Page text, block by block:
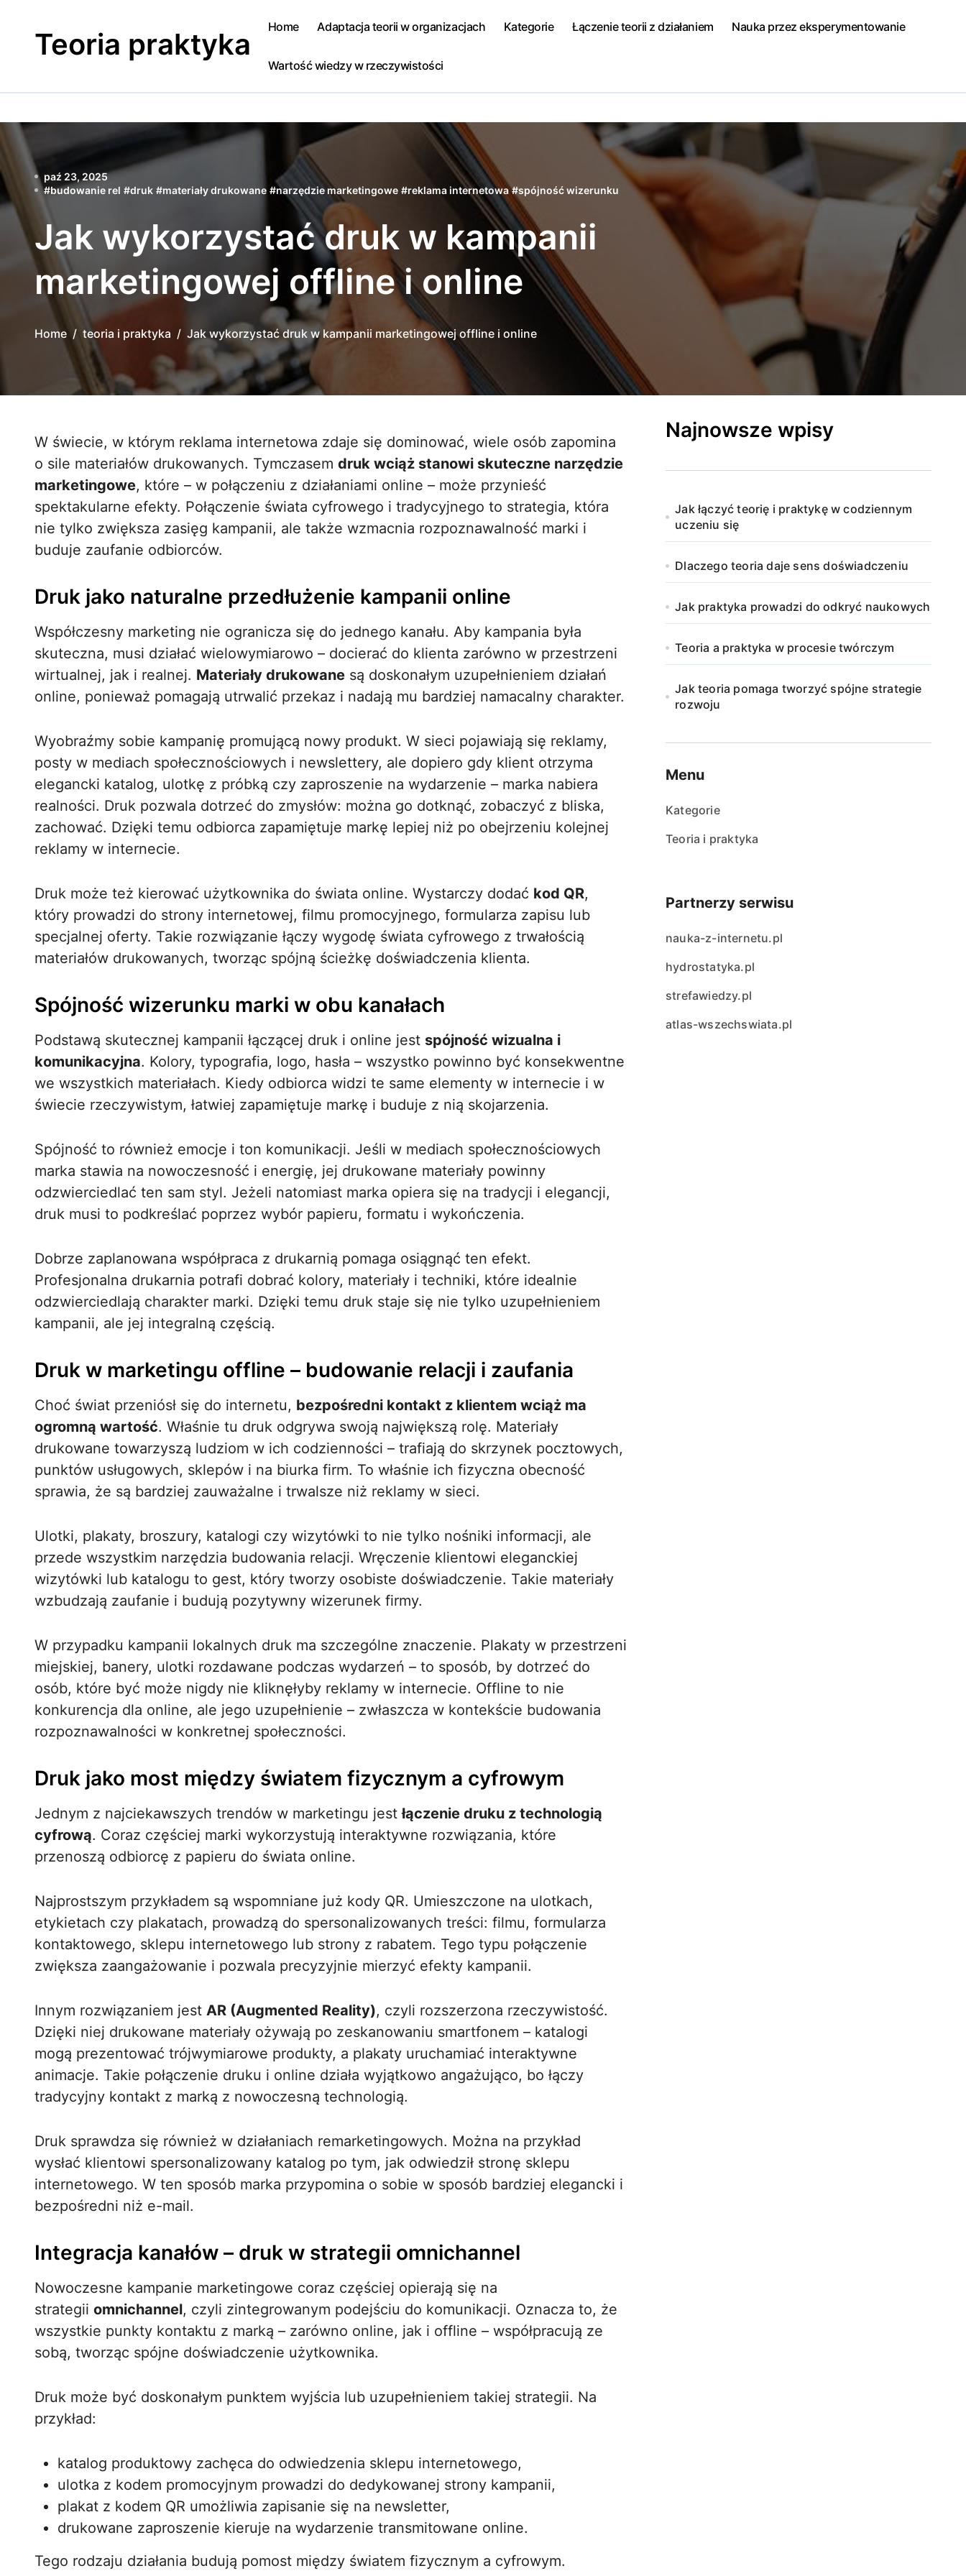
contentTeoria praktyka Home Adaptacja teorii w organizacjach Kategorie Łączenie teorii z działaniem Nauka przez eksperymentowanie
Wartość wiedzy w rzeczywistości
paź 23, 2025
#budowanie rel #druk #materiały drukowane #narzędzie marketingowe #reklama internetowa #spójność wizerunku
Jak wykorzystać druk w kampanii
marketingowej offline i online
Home teoria i praktyka Jak wykorzystać druk w kampanii marketingowej offline i online
W świecie, w którym reklama internetowa zdaje się dominować, wiele osób zapomina
o sile materiałów drukowanych. Tymczasem druk wciąż stanowi skuteczne narzędzie
marketingowe, które – w połączeniu z działaniami online – może przynieść
spektakularne efekty. Połączenie świata cyfrowego i tradycyjnego to strategia, która
nie tylko zwiększa zasięg kampanii, ale także wzmacnia rozpoznawalność marki i
buduje zaufanie odbiorców.
Druk jako naturalne przedłużenie kampanii online
Współczesny marketing nie ogranicza się do jednego kanału. Aby kampania była
skuteczna, musi działać wielowymiarowo – docierać do klienta zarówno w przestrzeni
wirtualnej, jak i realnej. Materiały drukowane są doskonałym uzupełnieniem działań
online, ponieważ pomagają utrwalić przekaz i nadają mu bardziej namacalny charakter.
Wyobraźmy sobie kampanię promującą nowy produkt. W sieci pojawiają się reklamy,
posty w mediach społecznościowych i newslettery, ale dopiero gdy klient otrzyma
elegancki katalog, ulotkę z próbką czy zaproszenie na wydarzenie – marka nabiera
realności. Druk pozwala dotrzeć do zmysłów: można go dotknąć, zobaczyć z bliska,
zachować. Dzięki temu odbiorca zapamiętuje markę lepiej niż po obejrzeniu kolejnej
reklamy w internecie.
Druk może też kierować użytkownika do świata online. Wystarczy dodać kod QR,
który prowadzi do strony internetowej, filmu promocyjnego, formularza zapisu lub
specjalnej oferty. Takie rozwiązanie łączy wygodę świata cyfrowego z trwałością
materiałów drukowanych, tworząc spójną ścieżkę doświadczenia klienta.
Spójność wizerunku marki w obu kanałach
Podstawą skutecznej kampanii łączącej druk i online jest spójność wizualna i
komunikacyjna. Kolory, typografia, logo, hasła – wszystko powinno być konsekwentne
we wszystkich materiałach. Kiedy odbiorca widzi te same elementy w internecie i w
świecie rzeczywistym, łatwiej zapamiętuje markę i buduje z nią skojarzenia.
Spójność to również emocje i ton komunikacji. Jeśli w mediach społecznościowych
marka stawia na nowoczesność i energię, jej drukowane materiały powinny
odzwierciedlać ten sam styl. Jeżeli natomiast marka opiera się na tradycji i elegancji,
druk musi to podkreślać poprzez wybór papieru, formatu i wykończenia.
Dobrze zaplanowana współpraca z drukarnią pomaga osiągnąć ten efekt.
Profesjonalna drukarnia potrafi dobrać kolory, materiały i techniki, które idealnie
odzwierciedlają charakter marki. Dzięki temu druk staje się nie tylko uzupełnieniem
kampanii, ale jej integralną częścią.
Druk w marketingu offline – budowanie relacji i zaufania
Choć świat przeniósł się do internetu, bezpośredni kontakt z klientem wciąż ma
ogromną wartość. Właśnie tu druk odgrywa swoją największą rolę. Materiały
drukowane towarzyszą ludziom w ich codzienności – trafiają do skrzynek pocztowych,
punktów usługowych, sklepów i na biurka firm. To właśnie ich fizyczna obecność
sprawia, że są bardziej zauważalne i trwalsze niż reklamy w sieci.
Ulotki, plakaty, broszury, katalogi czy wizytówki to nie tylko nośniki informacji, ale
przede wszystkim narzędzia budowania relacji. Wręczenie klientowi eleganckiej
wizytówki lub katalogu to gest, który tworzy osobiste doświadczenie. Takie materiały
wzbudzają zaufanie i budują pozytywny wizerunek firmy.
W przypadku kampanii lokalnych druk ma szczególne znaczenie. Plakaty w przestrzeni
miejskiej, banery, ulotki rozdawane podczas wydarzeń – to sposób, by dotrzeć do
osób, które być może nigdy nie kliknęłyby reklamy w internecie. Offline to nie
konkurencja dla online, ale jego uzupełnienie – zwłaszcza w kontekście budowania
rozpoznawalności w konkretnej społeczności.
Druk jako most między światem fizycznym a cyfrowym
Jednym z najciekawszych trendów w marketingu jestłączenie druku z technologią
cyfrową. Coraz częściej marki wykorzystują interaktywne rozwiązania, które
przenoszą odbiorcę z papieru do świata online.
Najprostszym przykładem są wspomniane już kody QR. Umieszczone na ulotkach,
etykietach czy plakatach, prowadzą do spersonalizowanych treści: filmu, formularza
kontaktowego, sklepu internetowego lub strony z rabatem. Tego typu połączenie
zwiększa zaangażowanie i pozwala precyzyjnie mierzyć efekty kampanii.
Innym rozwiązaniem jest AR (Augmented Reality), czyli rozszerzona rzeczywistość.
Dzięki niej drukowane materiały ożywają po zeskanowaniu smartfonem – katalogi
mogą prezentować trójwymiarowe produkty, a plakaty uruchamiać interaktywne
animacje. Takie połączenie druku i online działa wyjątkowo angażująco, bo łączy
tradycyjny kontakt z marką z nowoczesną technologią.
Druk sprawdza się również w działaniach remarketingowych. Można na przykład
wysłać klientowi spersonalizowany katalog po tym, jak odwiedził stronę sklepu
internetowego. W ten sposób marka przypomina o sobie w sposób bardziej elegancki i
bezpośredni niż e-mail.
Integracja kanałów – druk w strategii omnichannel
Nowoczesne kampanie marketingowe coraz częściej opierają się na
strategii omnichannel, czyli zintegrowanym podejściu do komunikacji. Oznacza to, że
wszystkie punkty kontaktu z marką – zarówno online, jak i offline – współpracują ze
sobą, tworząc spójne doświadczenie użytkownika.
Druk może być doskonałym punktem wyjścia lub uzupełnieniem takiej strategii. Na
przykład:
katalog produktowy zachęca do odwiedzenia sklepu internetowego,
ulotka z kodem promocyjnym prowadzi do dedykowanej strony kampanii,
plakat z kodem QR umożliwia zapisanie się na newsletter,
drukowane zaproszenie kieruje na wydarzenie transmitowane online.
Tego rodzaju działania budują pomost między światem fizycznym a cyfrowym.
Najnowsze wpisy
Jak łączyć teorię i praktykę w codziennym
uczeniu się
Dlaczego teoria daje sens doświadczeniu
Jak praktyka prowadzi do odkryć naukowych
Teoria a praktyka w procesie twórczym
Jak teoria pomaga tworzyć spójne strategie
rozwoju
Menu
Kategorie
Teoria i praktyka
Partnerzy serwisu
nauka-z-internetu.pl
hydrostatyka.pl
strefawiedzy.pl
atlas-wszechswiata.pl